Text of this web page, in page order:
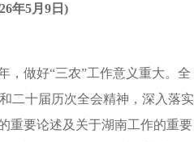
年5月9日)
，做好“三农”工作意义重大。全
二十届历次全会精神，深入落实
重要论述及关于湖南工作的重要